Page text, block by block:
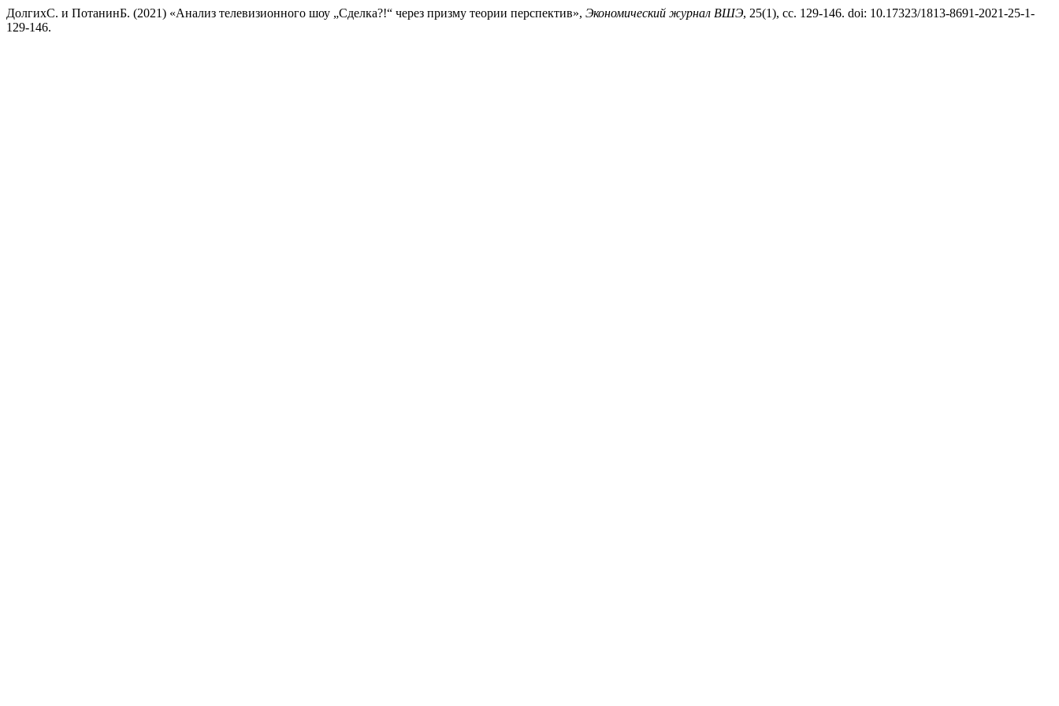
ДолгихС. и ПотанинБ. (2021) «Анализ телевизионного шоу „Сделка?!“ через призму теории перспектив», Экономический журнал ВШЭ, 25(1), сс. 129-146. doi: 10.17323/1813-8691-2021-25-1-
129-146.